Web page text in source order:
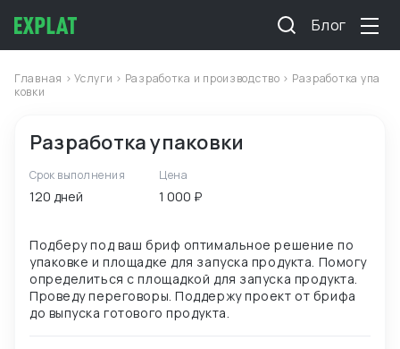
Блог
Главная >Услуги > Разработка и производство > Разработка упа
ковки
Разработка упаковки
Срок выполнения
120 дней
Цена
1 000 ₽
Подберу под ваш бриф оптимальное решение по
упаковке и площадке для запуска продукта. Помогу
определиться с площадкой для запуска продукта.
Проведу переговоры. Поддержу проект от брифа